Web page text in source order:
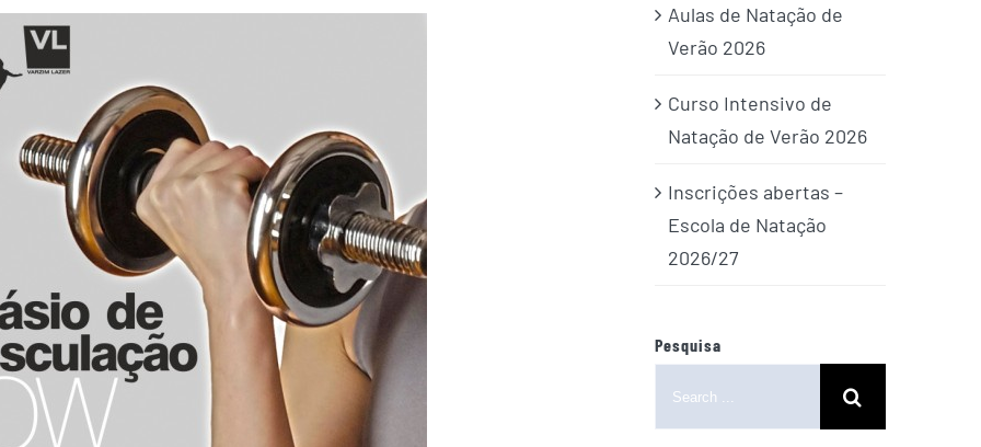
Aulas de Natação de
Verão 2026
Curso Intensivo de
Natação de Verão 2026
Inscrições abertas –
Escola de Natação
2026/27
Pesquisa